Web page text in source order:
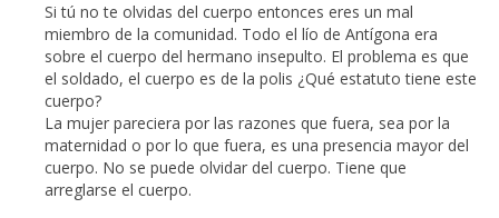
Si tú no te olvidas del cuerpo entonces eres un mal
miembro de la comunidad. Todo el lío de Antígona era
sobre el cuerpo del hermano insepulto. El problema es que
el soldado, el cuerpo es de la polis ¿Qué estatuto tiene este
cuerpo?
La mujer pareciera por las razones que fuera, sea por la
maternidad o por lo que fuera, es una presencia mayor del
cuerpo. No se puede olvidar del cuerpo. Tiene que
arreglarse el cuerpo.